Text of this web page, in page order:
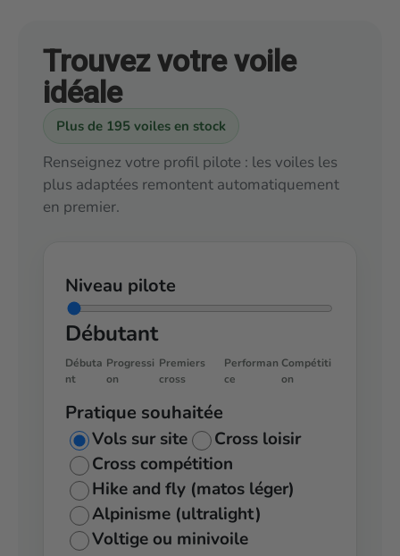
Trouvez votre voile
idéale
Plus de 195 voiles en stock
Renseignez votre profil pilote : les voiles les
plus adaptées remontent automatiquement
en premier.
Niveau pilote
Débutant
Débuta
nt
Progressi
on
Premiers
cross
Performan
ce
Compétiti
on
Pratique souhaitée
Vols sur site
Cross loisir
Cross compétition
Hike and fly (matos léger)
Alpinisme (ultralight)
Voltige ou minivoile